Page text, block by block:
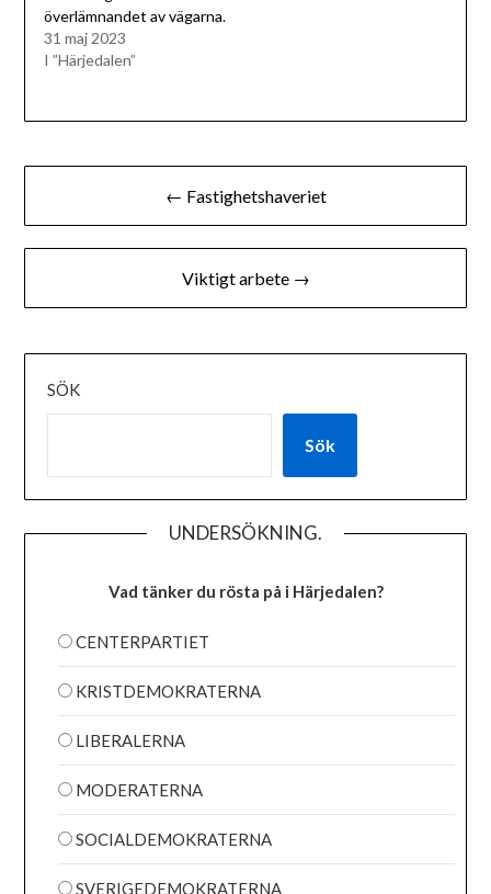
överlämnandet av vägarna.
31 maj 2023
I ”Härjedalen”
Inläggsnavigering
← Fastighetshaveriet
Viktigt arbete →
SÖK
Sök
UNDERSÖKNING.
Vad tänker du rösta på i Härjedalen?
CENTERPARTIET
KRISTDEMOKRATERNA
LIBERALERNA
MODERATERNA
SOCIALDEMOKRATERNA
SVERIGEDEMOKRATERNA